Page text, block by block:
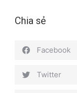
Chia sẻ
Facebook
Twitter